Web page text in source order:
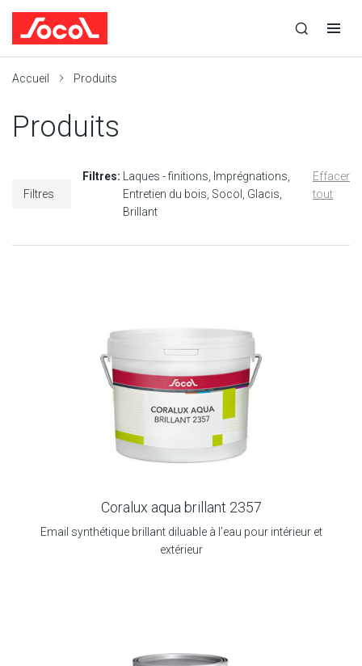
recherche
recherche
navigation
Accueil Produits
Produits
Filtres
Filtres: Laques - finitions
Imprégnations
Entretien du bois Socol
Glacis
Brillant
Effacer
tout
Coralux aqua brillant 2357
Email synthétique brillant diluable à l’eau pour intérieur et
extérieur